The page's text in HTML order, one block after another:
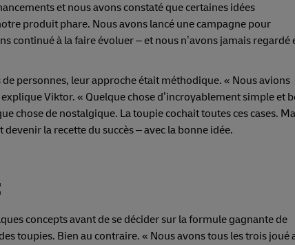
et nous avons constaté que certaines idées
produit phare. Nous avons lancé une campagne pour
continué à la faire évoluer – et nous n’avons jamais regardé
personnes, leur approche était méthodique. « Nous avions
Viktor. « Quelque chose d’incroyablement simple et
chose de nostalgique. La toupie cochait toutes ces cases.
la recette du succès – avec la bonne idée.
concepts avant de se décider sur la formule gagnante de
toupies. Bien au contraire. « Nous avons tous les trois joué